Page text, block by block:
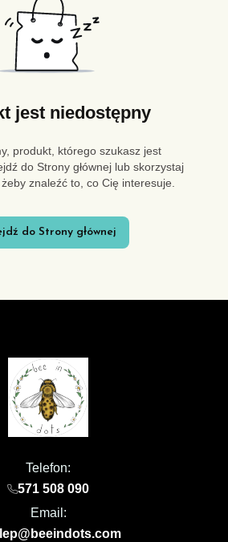
jest niedostępny
produkt, którego szukasz jest
do Strony głównej lub skorzystaj
znaleźć to, co Cię interesuje.
do Strony głównej
Telefon:
571 508 090
Email: